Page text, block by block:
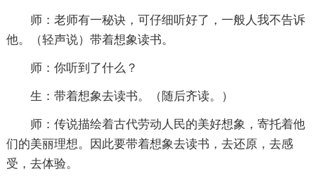
师：老师有一秘诀，可仔细听好了，一般人我不告诉
他。（轻声说）带着想象读书。
师：你听到了什么？
生：带着想象去读书。（随后齐读。）
师：传说描绘着古代劳动人民的美好想象，寄托着他
们的美丽理想。因此要带着想象去读书，去还原，去感
受，去体验。